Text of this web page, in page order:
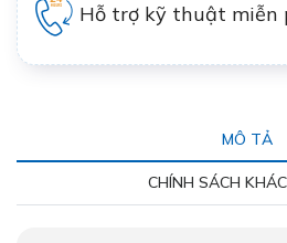
Hỗ trợ kỹ thuật miễn
MÔ TẢ
CHÍNH SÁCH